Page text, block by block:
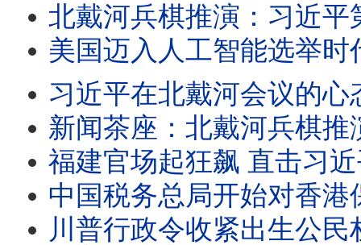
北戴河兵棋推演：习近平第
美国迈入人工智能选举
习近平在北戴河会议的心
新闻茶座：北戴河兵棋推演：
福建官场起狂飙 直击习近
中国税务总局开始对香港保险收益征税/
川普行政令收紧出生公民权/王剑